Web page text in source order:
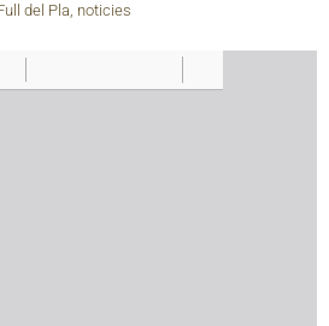
del Pla, noticies